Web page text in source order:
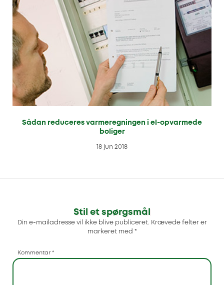
Sådan reduceres varmeregningen i el-opvarmede
boliger
18 jun 2018
Stil et spørgsmål
Din e-mailadresse vil ikke blive publiceret. Krævede felter er
markeret med *
Kommentar *